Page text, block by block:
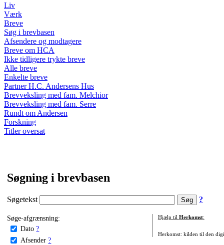
Liv
Værk
Breve
Søg i brevbasen
Afsendere og modtagere
Breve om HCA
Ikke tidligere trykte breve
Alle breve
Enkelte breve
Partner H.C. Andersens Hus
Brevveksling med fam. Melchior
Brevveksling med fam. Serre
Rundt om Andersen
Forskning
Titler oversat
Søgning i brevbasen
Søgetekst ?
Søge-afgrænsning:
Dato ?
Afsender ?
Hjælp til Herkomst:
Herkomst: kilden til den